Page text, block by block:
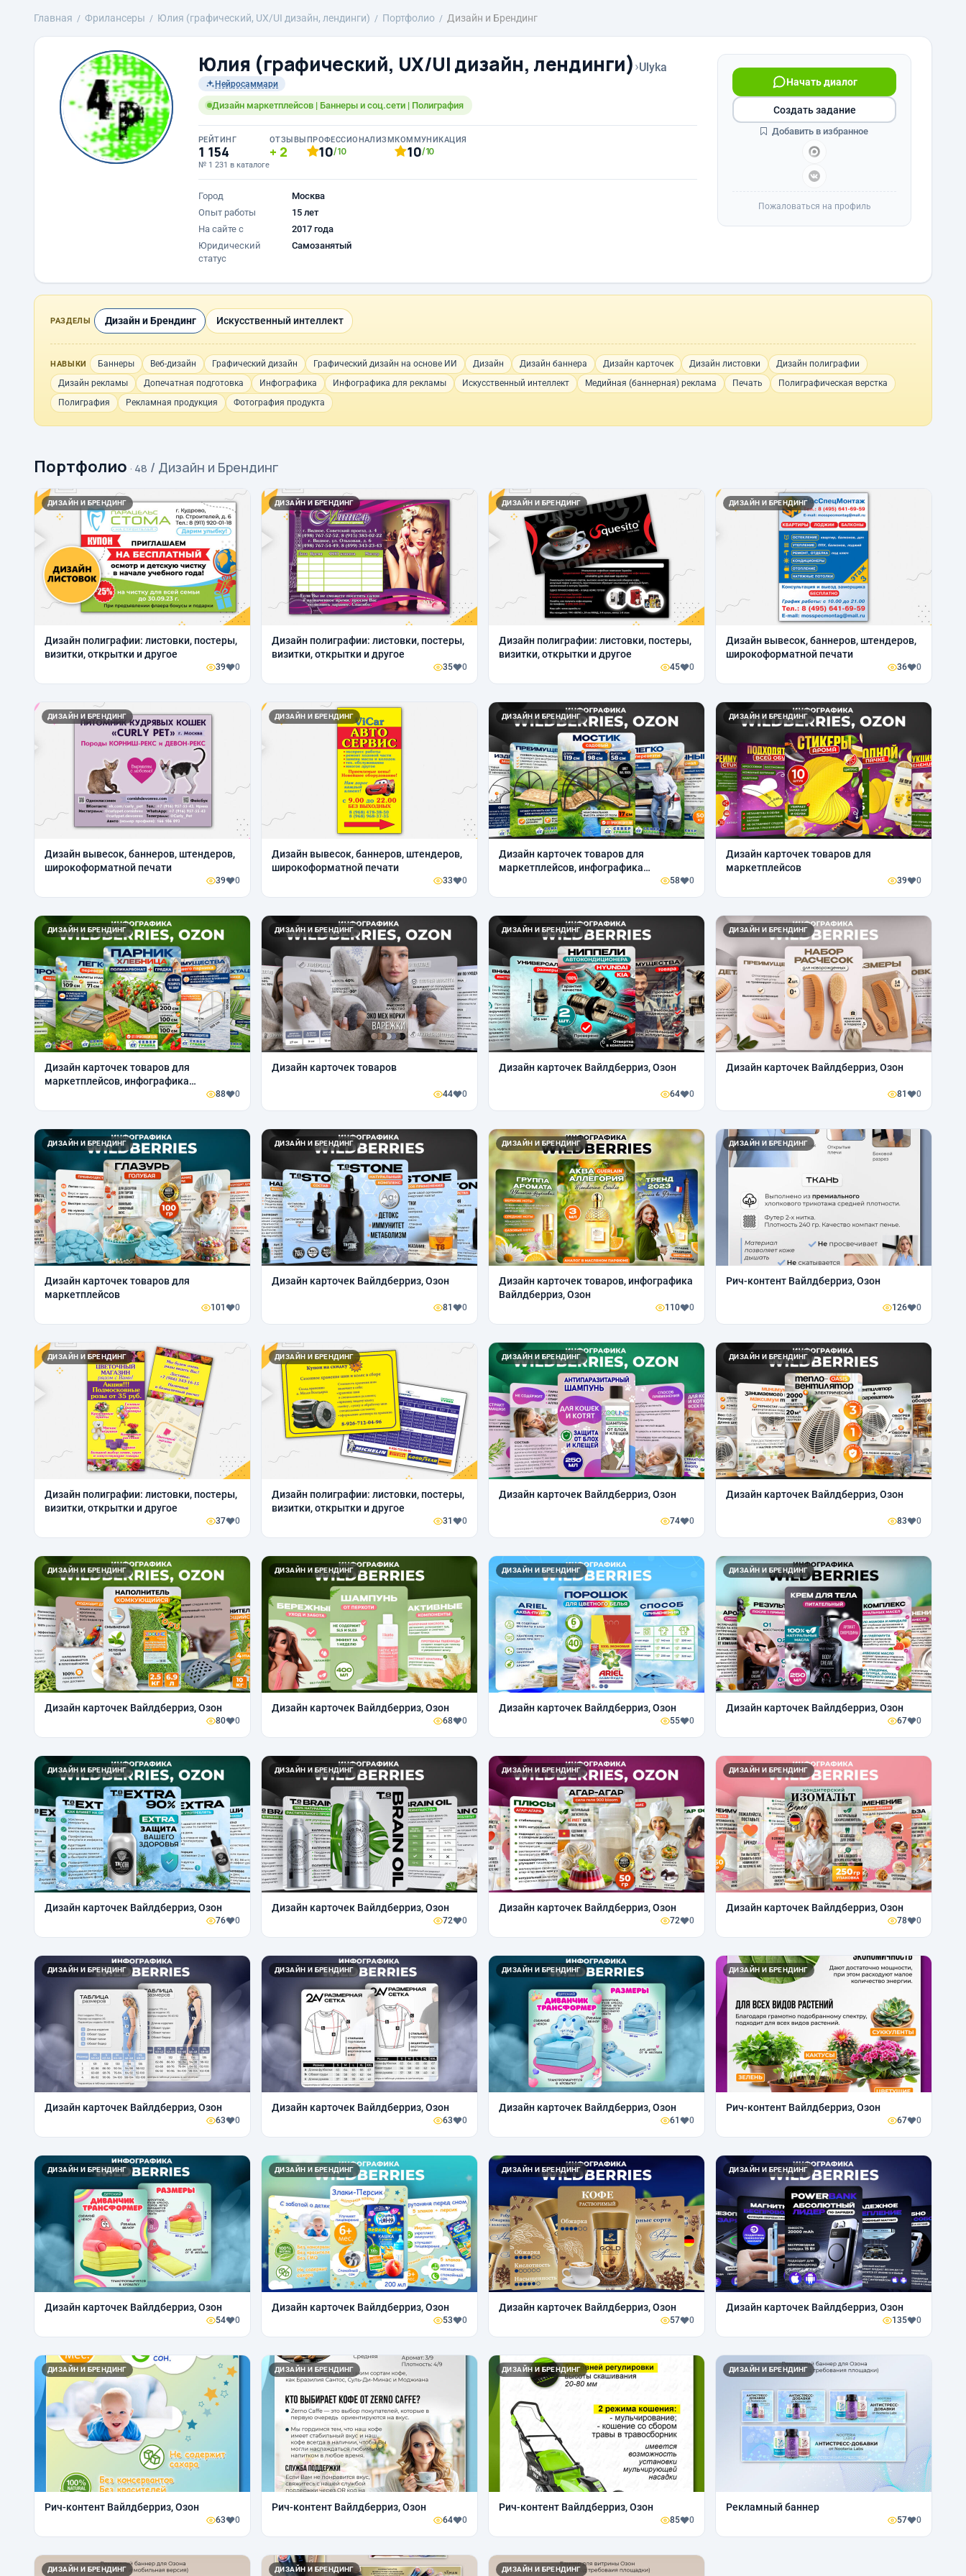
Главная Фрилансеры Юлия (графический, UX/UI дизайн, лендинги) Портфолио Дизайн и Брендинг
Юлия (графический, UX/UI дизайн, лендинги)›Ulyka
Нейросаммари
Дизайн маркетплейсов | Баннеры и соц.сети | Полиграфия
РЕЙТИНГ
1 154
№ 1 231 в каталоге
ОТЗЫВЫ
2
ПРОФЕССИОНАЛИЗМ
10/10
КОММУНИКАЦИЯ
10/10
Город
Москва
Опыт работы
15 лет
На сайте с
2017 года
Юридический
статус
Самозанятый
Начать диалог
Создать задание
Добавить в избранное
Пожаловаться на профиль
РАЗДЕЛЫ Дизайн и Брендинг Искусственный интеллект
НАВЫКИ Баннеры Веб-дизайн Графический дизайн Графический дизайн на основе ИИ Дизайн Дизайн баннера Дизайн карточек Дизайн листовки
Дизайн полиграфии
Дизайн рекламы
Допечатная подготовка Инфографика Инфографика для рекламы Искусственный интеллект Медийная (баннерная) реклама Печать
Полиграфическая верстка
Полиграфия
Рекламная продукция Фотография продукта
Портфолио · 48 / Дизайн и Брендинг
ДИЗАЙН И БРЕНДИНГ
Дизайн полиграфии: листовки, постеры,
визитки, открытки и другое
39 0
ДИЗАЙН И БРЕНДИНГ
Дизайн полиграфии: листовки, постеры,
визитки, открытки и другое
35 0
ДИЗАЙН И БРЕНДИНГ
Дизайн полиграфии: листовки, постеры,
визитки, открытки и другое
45 0
ДИЗАЙН И БРЕНДИНГ
Дизайн вывесок, баннеров, штендеров,
широкоформатной печати
36 0
ДИЗАЙН И БРЕНДИНГ
Дизайн вывесок, баннеров, штендеров,
широкоформатной печати
39 0
ДИЗАЙН И БРЕНДИНГ
Дизайн вывесок, баннеров, штендеров,
широкоформатной печати
33 0
ДИЗАЙН И БРЕНДИНГ
Дизайн карточек товаров для
маркетплейсов, инфографика
58 0
ДИЗАЙН И БРЕНДИНГ
Дизайн карточек товаров для
маркетплейсов
39 0
ДИЗАЙН И БРЕНДИНГ
Дизайн карточек товаров для
маркетплейсов, инфографика
88 0
ДИЗАЙН И БРЕНДИНГ
Дизайн карточек товаров
44 0
ДИЗАЙН И БРЕНДИНГ
Дизайн карточек Вайлдберриз, Озон
64 0
ДИЗАЙН И БРЕНДИНГ
Дизайн карточек Вайлдберриз, Озон
81 0
ДИЗАЙН И БРЕНДИНГ
Дизайн карточек товаров для
маркетплейсов
101 0
ДИЗАЙН И БРЕНДИНГ
Дизайн карточек Вайлдберриз, Озон
81 0
ДИЗАЙН И БРЕНДИНГ
Дизайн карточек товаров, инфографика
Вайлдберриз, Озон
110 0
ДИЗАЙН И БРЕНДИНГ
Рич-контент Вайлдберриз, Озон
126 0
ДИЗАЙН И БРЕНДИНГ
Дизайн полиграфии: листовки, постеры,
визитки, открытки и другое
37 0
ДИЗАЙН И БРЕНДИНГ
Дизайн полиграфии: листовки, постеры,
визитки, открытки и другое
31 0
ДИЗАЙН И БРЕНДИНГ
Дизайн карточек Вайлдберриз, Озон
74 0
ДИЗАЙН И БРЕНДИНГ
Дизайн карточек Вайлдберриз, Озон
83 0
ДИЗАЙН И БРЕНДИНГ
Дизайн карточек Вайлдберриз, Озон
80 0
ДИЗАЙН И БРЕНДИНГ
Дизайн карточек Вайлдберриз, Озон
68 0
ДИЗАЙН И БРЕНДИНГ
Дизайн карточек Вайлдберриз, Озон
55 0
ДИЗАЙН И БРЕНДИНГ
Дизайн карточек Вайлдберриз, Озон
67 0
ДИЗАЙН И БРЕНДИНГ
Дизайн карточек Вайлдберриз, Озон
76 0
ДИЗАЙН И БРЕНДИНГ
Дизайн карточек Вайлдберриз, Озон
72 0
ДИЗАЙН И БРЕНДИНГ
Дизайн карточек Вайлдберриз, Озон
72 0
ДИЗАЙН И БРЕНДИНГ
Дизайн карточек Вайлдберриз, Озон
78 0
ДИЗАЙН И БРЕНДИНГ
Дизайн карточек Вайлдберриз, Озон
63 0
ДИЗАЙН И БРЕНДИНГ
Дизайн карточек Вайлдберриз, Озон
63 0
ДИЗАЙН И БРЕНДИНГ
Дизайн карточек Вайлдберриз, Озон
61 0
ДИЗАЙН И БРЕНДИНГ
Рич-контент Вайлдберриз, Озон
67 0
ДИЗАЙН И БРЕНДИНГ
Дизайн карточек Вайлдберриз, Озон
54 0
ДИЗАЙН И БРЕНДИНГ
Дизайн карточек Вайлдберриз, Озон
53 0
ДИЗАЙН И БРЕНДИНГ
Дизайн карточек Вайлдберриз, Озон
57 0
ДИЗАЙН И БРЕНДИНГ
Дизайн карточек Вайлдберриз, Озон
135 0
ДИЗАЙН И БРЕНДИНГ
Рич-контент Вайлдберриз, Озон
63 0
ДИЗАЙН И БРЕНДИНГ
Рич-контент Вайлдберриз, Озон
64 0
ДИЗАЙН И БРЕНДИНГ
Рич-контент Вайлдберриз, Озон
85 0
ДИЗАЙН И БРЕНДИНГ
Рекламный баннер
57 0
ДИЗАЙН И БРЕНДИНГ ДИЗАЙН И БРЕНДИНГ ДИЗАЙН И БРЕНДИНГ